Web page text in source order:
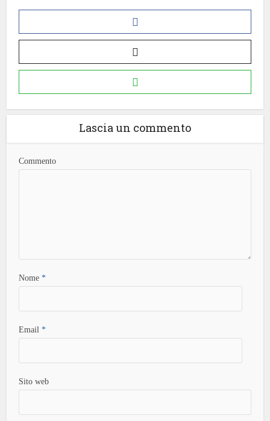
Lascia un commento
Commento
Nome*
Email*
Sito web